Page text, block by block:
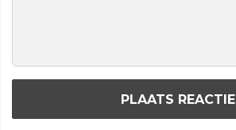
PLAATS REACTIE